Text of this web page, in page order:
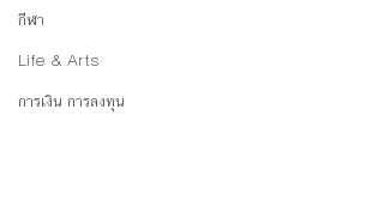
กีฬา
Life & Arts
การเงิน การลงทุน